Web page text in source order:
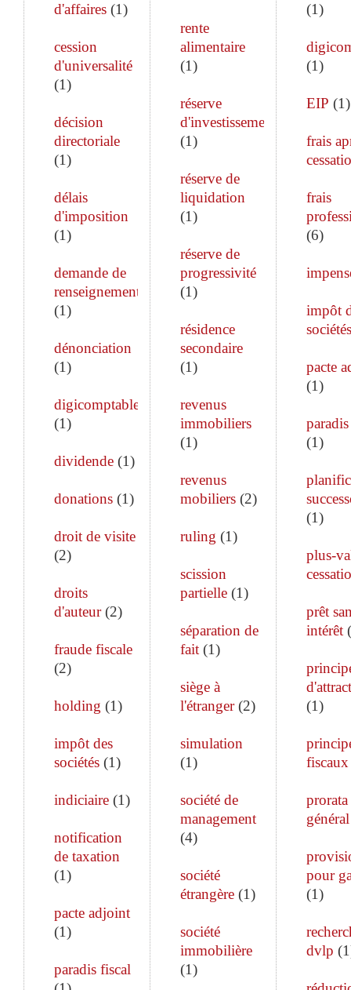
d'affaires (1)
cession
d'universalité
(1)
décision
directoriale
(1)
délais
d'imposition
(1)
demande de
renseignements
(1)
dénonciation
(1)
digicomptable
(1)
dividende (1)
donations (1)
droit de visite
(2)
droits
d'auteur(2)
fraude fiscale
(2)
holding (1)
impôt des
sociétés (1)
indiciaire (1)
notification
de taxation
(1)
pacte adjoint
(1)
paradis fiscal
rente
alimentaire
(1)
réserve
d'investissement
(1)
réserve de
liquidation
(1)
réserve de
progressivité
(1)
résidence
secondaire
(1)
revenus
immobiliers
(1)
revenus
mobiliers(2)
ruling (1)
scission
partielle(1)
séparation de
fait(1)
siège à
l'étranger(2)
simulation
(1)
société de
management
(4)
société
étrangère(1)
société
immobilière
(1)
(1)
(1)
EIP (1)
frais
frais
(6)
impôt
sociétés
pacte
(1)
(1)
(1)
plus-
prêt
intérêt(
(1)
fiscaux
prorata
général
pour
(1)
dvlp (1